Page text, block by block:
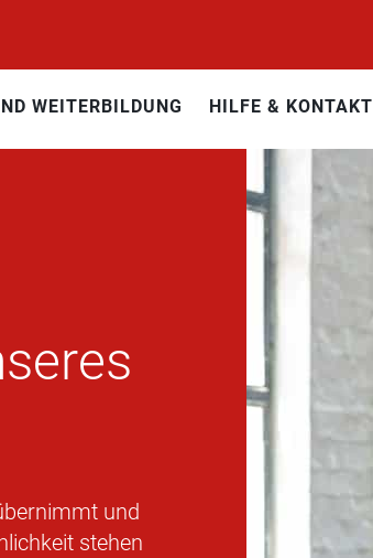
WEITERBILDUNG HILFE & KONTAKT
und
stehen